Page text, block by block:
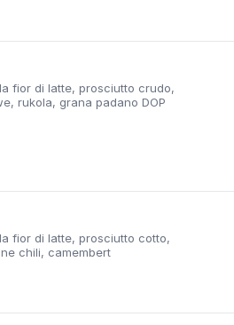
fior di latte, prosciutto crudo,
rukola, grana padano DOP
fior di latte, prosciutto cotto,
chili, camembert